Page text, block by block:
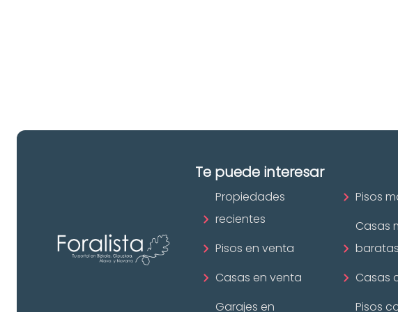
Te puede interesar
Propiedades
recientes
Pisos en venta
Casas en venta
Garajes en
Pisos
Casas
baratas
Casas
Pisos